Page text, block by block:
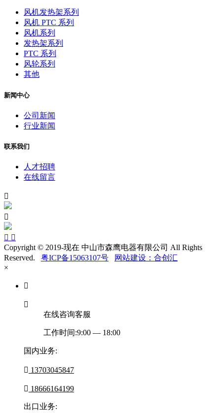
风机发热架系列
风机 PTC 系列
风机系列
发热架系列
PTC 系列
风轮系列
其他
新闻中心
公司新闻
行业新闻
联系我们
人才招聘
在线留言


 
Copyright © 2019-现在 中山市森鹰电器有限公司 All Rights
Reserved.
粤ICP备15063107号
网站建设：合创汇
×


在线咨询客服
工作时间:9:00 — 18:00
国内业务:
 13703045847
 18666164199
出口业务: